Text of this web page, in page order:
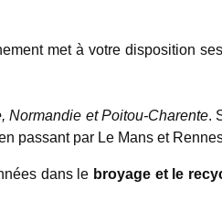
met à votre disposition
Normandie et Poitou-Charente.
passant par Le Mans et
dans le broyage et le